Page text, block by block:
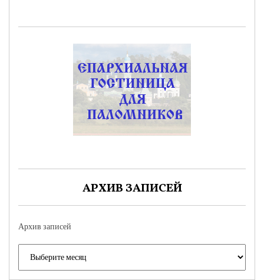
АРХИВ ЗАПИСЕЙ
Архив записей